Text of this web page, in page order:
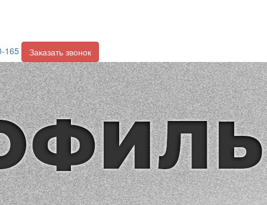
165 Заказать звонок